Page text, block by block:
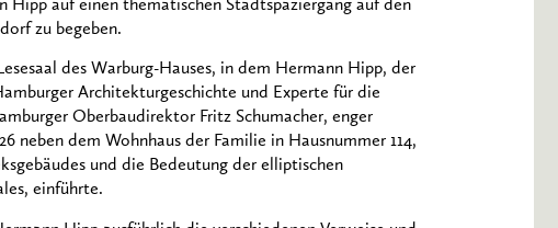
auf einen thematischen Stadtspaziergang auf den
zu begeben.
des Warburg-Hauses, in dem Hermann Hipp, der
Architekturgeschichte und Experte für die
Oberbaudirektor Fritz Schumacher, enger
neben dem Wohnhaus der Familie in Hausnummer 114,
und die Bedeutung der elliptischen
einführte.